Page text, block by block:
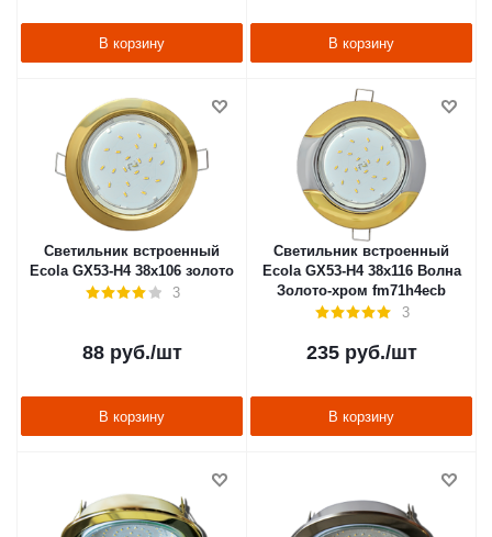
В корзину В корзину
Светильник встроенный
Ecola GX53-H4 38x106 золото
3
88руб./шт
В корзину
Светильник встроенный
Ecola GX53-H4 38x116 Волна
Золото-хром fm71h4ecb
3
235руб./шт
В корзину